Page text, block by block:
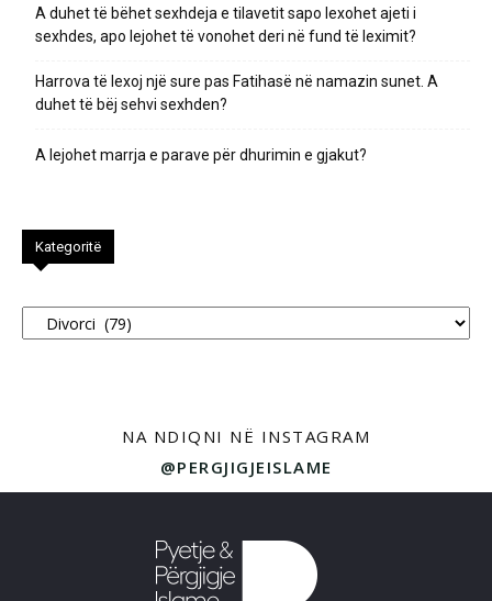
A duhet të bëhet sexhdeja e tilavetit sapo lexohet ajeti i
sexhdes, apo lejohet të vonohet deri në fund të leximit?
Harrova të lexoj një sure pas Fatihasë në namazin sunet. A
duhet të bëj sehvi sexhden?
A lejohet marrja e parave për dhurimin e gjakut?
Kategoritë
Kategoritë
NA NDIQNI NË INSTAGRAM
@PERGJIGJEISLAME